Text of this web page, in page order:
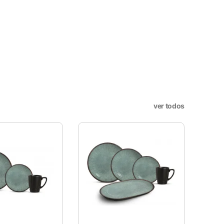
ver todos
e entender como você usa
Esta categoria inclui
cookies não armazenam
site e sejam usados